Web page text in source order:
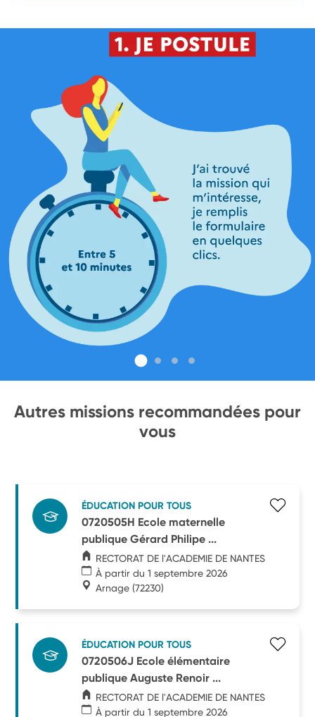
Autres missions recommandées pour
vous
ÉDUCATION POUR TOUS
0720505H Ecole maternelle
publique Gérard Philipe ...
RECTORAT DE l'ACADEMIE DE NANTES
À partir du 1 septembre 2026
Arnage (72230)
ÉDUCATION POUR TOUS
0720506J Ecole élémentaire
publique Auguste Renoir ...
RECTORAT DE l'ACADEMIE DE NANTES
À partir du 1 septembre 2026